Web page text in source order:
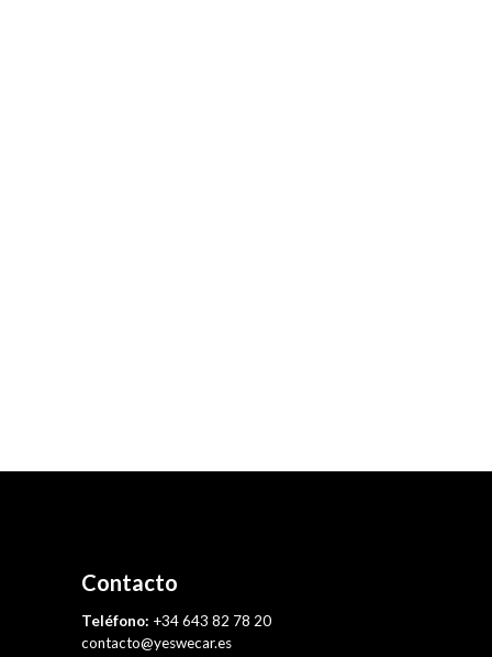
Contacto
Teléfono: +34 643 82 78 20
contacto@yeswecar.es